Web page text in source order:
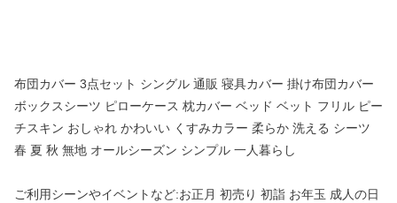
布団カバー 3点セット シングル 通販 寝具カバー 掛け布団カバー
ボックスシーツ ピローケース 枕カバー ベッド ベット フリル ピー
チスキン おしゃれ かわいい くすみカラー 柔らか 洗える シーツ
春 夏 秋 無地 オールシーズン シンプル 一人暮らし
ご利用シーンやイベントなど:お正月 初売り 初詣 お年玉 成人の日